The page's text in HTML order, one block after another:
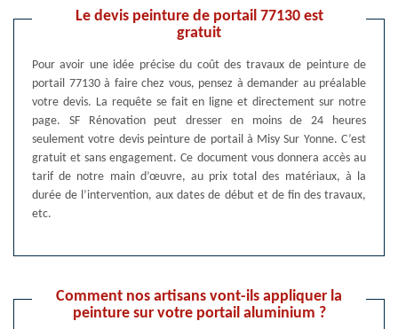
Le devis peinture de portail 77130 est
gratuit
Pour avoir une idée précise du coût des travaux de peinture de
portail 77130 à faire chez vous, pensez à demander au préalable
votre devis. La requête se fait en ligne et directement sur notre
page. SF Rénovation peut dresser en moins de 24 heures
seulement votre devis peinture de portail à Misy Sur Yonne. C’est
gratuit et sans engagement. Ce document vous donnera accès au
tarif de notre main d’œuvre, au prix total des matériaux, à la
durée de l’intervention, aux dates de début et de fin des travaux,
etc.
Comment nos artisans vont-ils appliquer la
peinture sur votre portail aluminium ?